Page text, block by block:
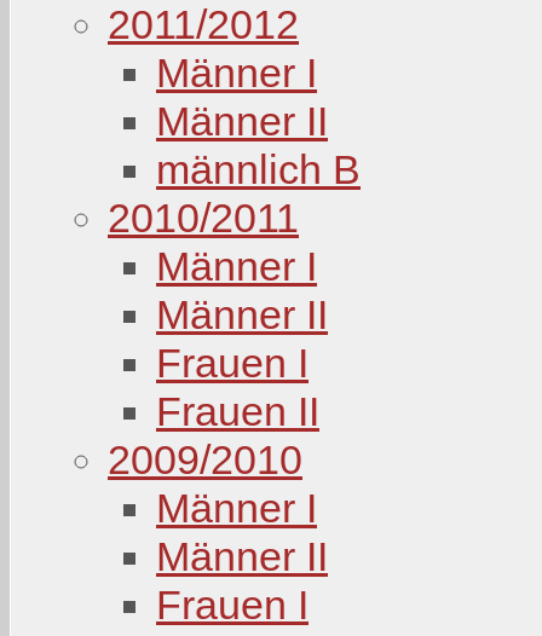
2011/2012
Männer I
Männer II
männlich B
2010/2011
Männer I
Männer II
Frauen I
Frauen II
2009/2010
Männer I
Männer II
Frauen I